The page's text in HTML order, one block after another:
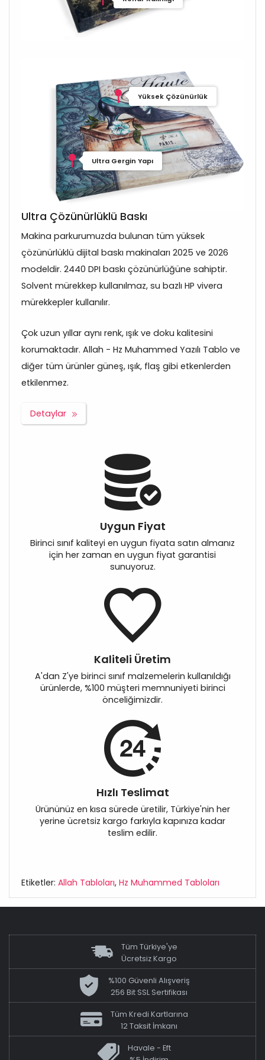
Yüksek Çözünürlük
Ultra Gergin Yapı
Ultra Çözünürlüklü Baskı
Makina parkurumuzda bulunan tüm yüksek
çözünürlüklü dijital baskı makinaları 2025 ve 2026
modeldir. 2440 DPI baskı çözünürlüğüne sahiptir.
Solvent mürekkep kullanılmaz, su bazlı HP vivera
mürekkepler kullanılır.
Çok uzun yıllar aynı renk, ışık ve doku kalitesini
korumaktadır. Allah - Hz Muhammed Yazılı Tablo ve
diğer tüm ürünler güneş, ışık, flaş gibi etkenlerden
etkilenmez.
Detaylar
Uygun Fiyat
Birinci sınıf kaliteyi en uygun fiyata satın almanız
için her zaman en uygun fiyat garantisi
sunuyoruz.
Kaliteli Üretim
A'dan Z'ye birinci sınıf malzemelerin kullanıldığı
ürünlerde, %100 müşteri memnuniyeti birinci
önceliğimizdir.
Hızlı Teslimat
Ürününüz en kısa sürede üretilir, Türkiye'nin her
yerine ücretsiz kargo farkıyla kapınıza kadar
teslim edilir.
Etiketler: Allah Tabloları, Hz Muhammed Tabloları
Tüm Türkiye'ye
Ücretsiz Kargo
%100 Güvenli Alışveriş
256 Bit SSL Sertifikası
Tüm Kredi Kartlarına
12 Taksit İmkanı
Havale - Eft